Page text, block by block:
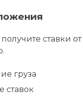
ставки
груза
ставок